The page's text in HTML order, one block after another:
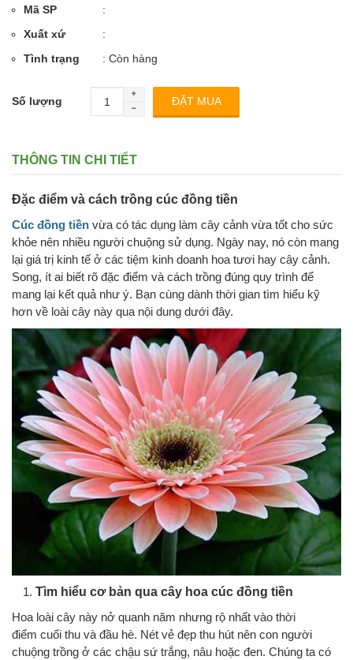
Mã SP
:
Xuất xứ
:
Tình trạng
: Còn hàng
Số lượng
THÔNG TIN CHI TIẾT
Đặc điểm và cách trồng cúc đồng tiền
Cúc đồng tiền vừa có tác dụng làm cây cảnh vừa tốt cho sức
khỏe nên nhiều người chuộng sử dụng. Ngày nay, nó còn mang
lại giá trị kinh tế ở các tiệm kinh doanh hoa tươi hay cây cảnh.
Song, ít ai biết rõ đặc điểm và cách trồng đúng quy trình để
mang lại kết quả như ý. Bạn cùng dành thời gian tìm hiểu kỹ
hơn về loài cây này qua nội dung dưới đây.
Tìm hiểu cơ bản qua cây hoa cúc đồng tiền
Hoa loài cây này nở quanh năm nhưng rộ nhất vào thời
điểm cuối thu và đầu hè. Nét vẻ đẹp thu hút nên con người
chuộng trồng ở các chậu sứ trắng, nâu hoặc đen. Chúng ta có